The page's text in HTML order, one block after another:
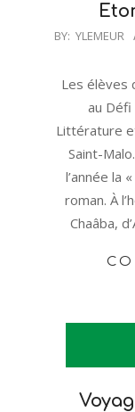
2013-
19
BY: YLEMEUR
Les élèves
au Défi
Littérature
Saint-
l’année la
roman. À
Chaâba,